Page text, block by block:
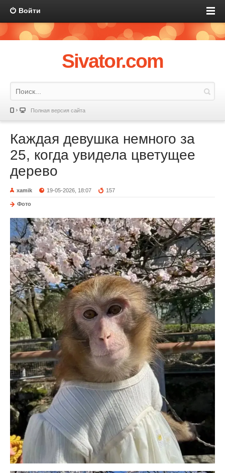
Войти
Sivator.com
Полная версия сайта
Каждая девушка немного за
25, когда увидела цветущее
дерево
xamik 19-05-2026, 18:07 157
Фото